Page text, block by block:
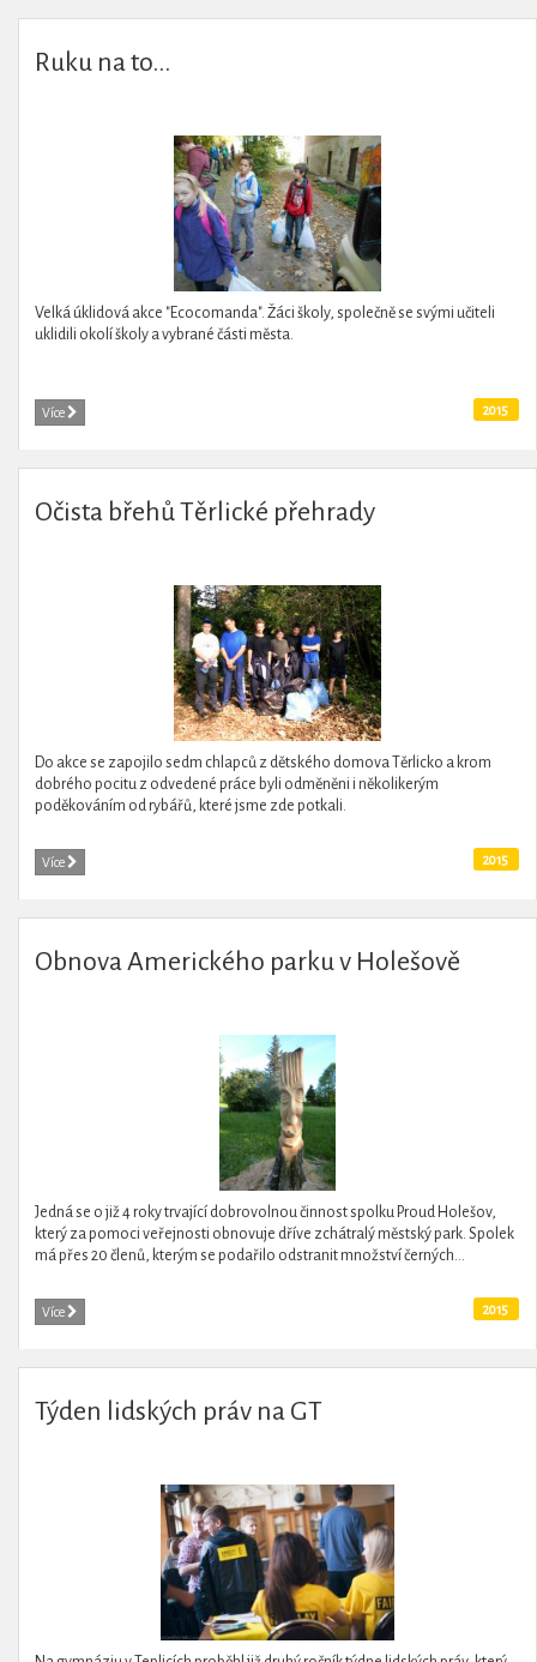
Ruku na to...
Velká úklidová akce "Ecocomanda". Žáci školy, společně se svými učiteli
uklidili okolí školy a vybrané části města.
Více 2015
Očista břehů Těrlické přehrady
Do akce se zapojilo sedm chlapců z dětského domova Těrlicko a krom
dobrého pocitu z odvedené práce byli odměněni i několikerým
poděkováním od rybářů, které jsme zde potkali.
Více 2015
Obnova Amerického parku v Holešově
Jedná se o již 4 roky trvající dobrovolnou činnost spolku Proud Holešov,
který za pomoci veřejnosti obnovuje dříve zchátralý městský park. Spolek
má přes 20 členů, kterým se podařilo odstranit množství černých...
Více 2015
Týden lidských práv na GT